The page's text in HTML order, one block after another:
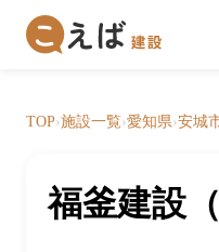
TOP›施設一覧›愛知県›安城
福釜建設（